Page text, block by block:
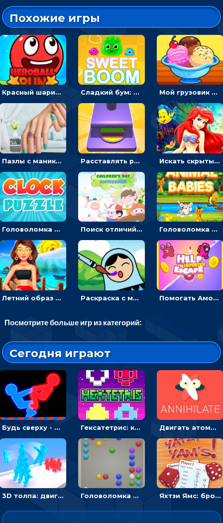
Похожие игры
Красный шарик-герой в бегах: прыгать, чтобы избегать препятствий Сладкий бум: тапнуть, чтобы взорвать желейки - головоломка Мой грузовик с мороженным: принимать заказы и готовить десерты
Пазлы с маникюром: собери идеальный рисунок для ногтей Расставлять резиновые кубики, чтобы делать поп-ит - гиперказуальные Искать скрытый алфавит на картинках с мультяшными героями - головоломка для детей
Головоломка с часами для детей: читать время по циферблату Поиск отличий на картинках с детьми - головоломка Головоломка Звери-малыши: открывай карточки по очереди, чтобы найти одинаковые
Летний образ для подруг: переодевать девочек для прогулки Раскраска с матрешками для девочек Помогать Амонг Ас бежать из комнаты через преграды - приключения
Посмотрите больше игр из категорий:
Сегодня играют
Будь сверху - борись с другом и выигрывай Гексатетрис: кидать блок, чтобы складывать три в ряд - головоломка Двигать атомы, чтобы соединить – головоломка
3D толпа: двигаться и собирать цветных человечков Головоломка Линии: собери шарики в ряд из 5 Яхтзи Ямс: бросай кости и набери очков больше, чем у соперников